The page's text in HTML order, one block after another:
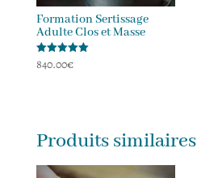
Formation Sertissage
Adulte Clos et Masse
Note
5.00
840.00€
Produits similaires